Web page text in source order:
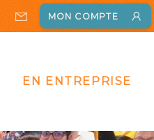
MON COMPTE
EN ENTREPRISE